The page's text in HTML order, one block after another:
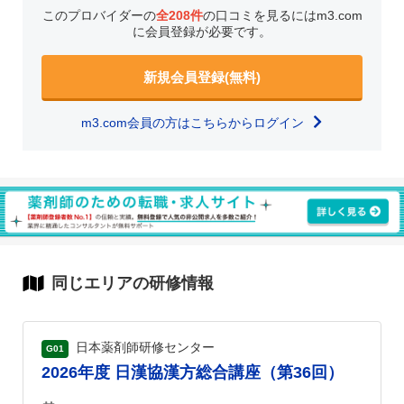
このプロバイダーの全208件の口コミを見るにはm3.com
に会員登録が必要です。
新規会員登録(無料)
m3.com会員の方はこちらからログイン
同じエリアの研修情報
G01 日本薬剤師研修センター
2026年度 日漢協漢方総合講座（第36回）